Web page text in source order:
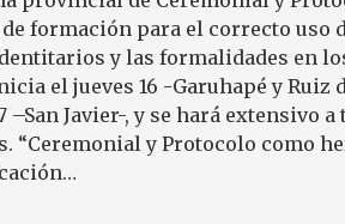
formación para el correcto uso
y las formalidades en
el jueves 16 -Garuhapé y Ruiz
–San Javier-, y se hará extensivo a
“Ceremonial y Protocolo como